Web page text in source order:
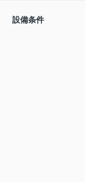
設備条件